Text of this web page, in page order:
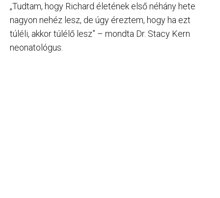
„Tudtam, hogy Richard életének első néhány hete
nagyon nehéz lesz, de úgy éreztem, hogy ha ezt
túléli, akkor túlélő lesz” – mondta Dr. Stacy Kern
neonatológus.